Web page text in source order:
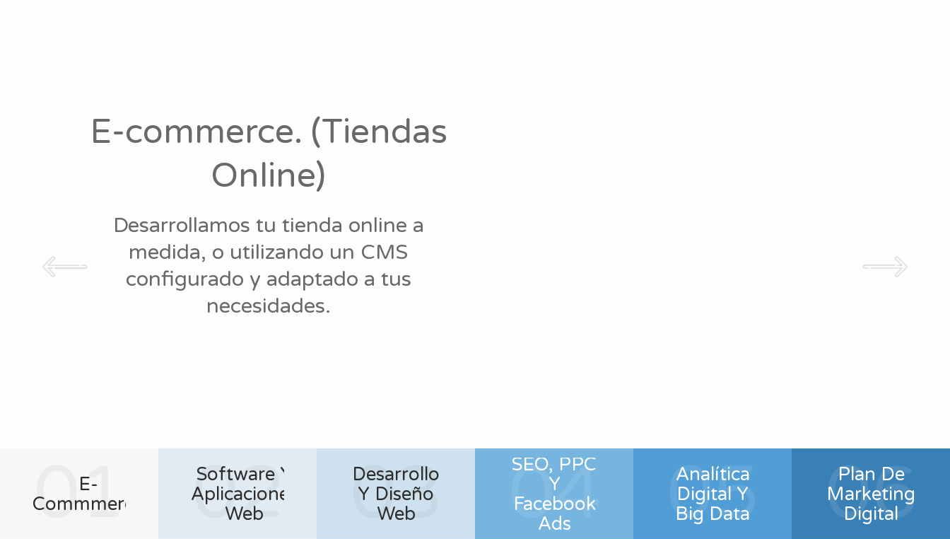
E-commerce. (Tiendas
Online)
Desarrollamos tu tienda online a
medida, o utilizando un CMS
configurado y adaptado a tus
necesidades.
E-
Commmerce
01
Software Y
Aplicaciones
Web
02
Desarrollo
Y Diseño
Web
03
SEO, PPC
Y
Facebook
Ads
04
Analítica
Digital Y
Big Data
05
Plan De
Marketing
Digital
06